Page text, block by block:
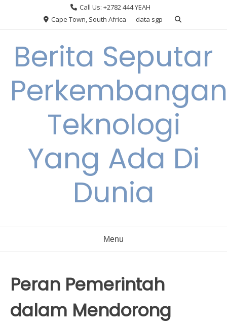
Call Us: +2782 444 YEAH
Cape Town, South Africa
data sgp
Berita Seputar
Perkembangan
Teknologi
Yang Ada Di
Dunia
Menu
Peran Pemerintah
dalam Mendorong